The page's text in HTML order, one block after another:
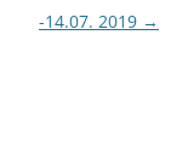
-14.07. 2019 →